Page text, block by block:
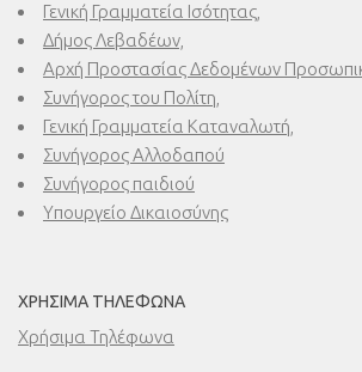
Γενική Γραμματεία Ισότητας,
Δήμος Λεβαδέων,
Αρχή Προστασίας Δεδομένων
Συνήγορος του Πολίτη,
Γενική Γραμματεία Καταναλωτή,
Συνήγορος Αλλοδαπού
Συνήγορος παιδιού
Υπουργείο Δικαιοσύνης
ΧΡΉΣΙΜΑ ΤΗΛΈΦΩΝΑ
Χρήσιμα Τηλέφωνα